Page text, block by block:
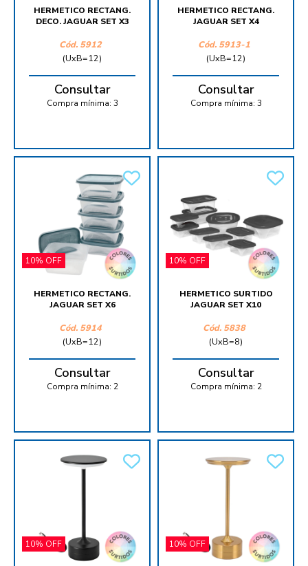
HERMETICO RECTANG.
DECO. JAGUAR SET X3
Cód. 5912
(UxB=12)
Consultar
Compra mínima: 3
HERMETICO RECTANG.
JAGUAR SET X4
Cód. 5913-1
(UxB=12)
Consultar
Compra mínima: 3
10% OFF
HERMETICO RECTANG.
JAGUAR SET X6
Cód. 5914
(UxB=12)
Consultar
Compra mínima: 2
10% OFF
HERMETICO SURTIDO
JAGUAR SET X10
Cód. 5838
(UxB=8)
Consultar
Compra mínima: 2
10% OFF 10% OFF